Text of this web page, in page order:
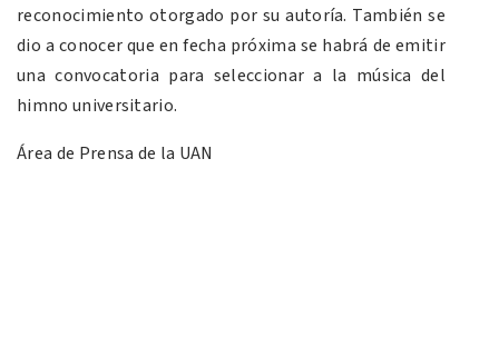
reconocimiento otorgado por su autoría. También se
dio a conocer que en fecha próxima se habrá de emitir
una convocatoria para seleccionar a la música del
himno universitario.
Área de Prensa de la UAN